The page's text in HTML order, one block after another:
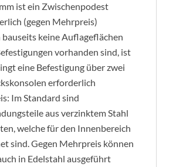
ist ein Zwischenpodest
(gegen Mehrpreis)
bauseits keine Auflageflächen
vorhanden sind, ist
eine Befestigung über zwei
erforderlich
Im Standard sind
aus verzinktem Stahl
welche für den Innenbereich
sind. Gegen Mehrpreis können
in Edelstahl ausgeführt